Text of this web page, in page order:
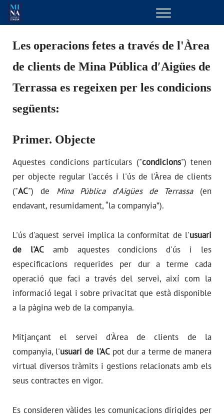
Menu
EL TEU SERVEI
Les operacions fetes a través de l'Àrea
de clients de Mina Pública d′Aigües de
Terrassa es regeixen per les condicions
següents:
Primer. Objecte
Aquestes condicions particulars ("condicions") tenen
per objecte regular l'accés i l'ús de l'Àrea de clients
("AC") de Mina Pública d′Aigües de Terrassa(en
endavant, resumidament, “la companyia”).
L'ús d'aquest servei implica la conformitat de l'usuari
de l'ACamb aquestes condicions d'ús i les
especificacions requerides per dur a terme cada
operació que faci a través del servei, així com la
informació legal i sobre privacitat que està disponible
a la pàgina web de la companyia.
Mitjançant el servei d'Àrea de clients de la
companyia, l'usuari de l'ACpot dur a terme de manera
virtual diversos tràmits i gestions relacionats amb els
seus contractes en vigor.
Es consideren vàlides les comunicacions dirigides per